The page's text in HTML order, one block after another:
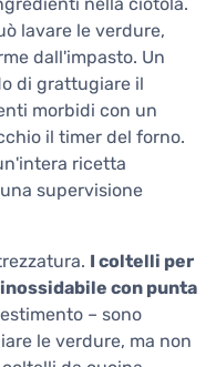
nella ciotola.
lavare le verdure,
dall'impasto. Un
di grattugiare il
morbidi con un
il timer del forno.
ricetta
supervisione
I coltelli per
con punta
– sono
le verdure, ma non